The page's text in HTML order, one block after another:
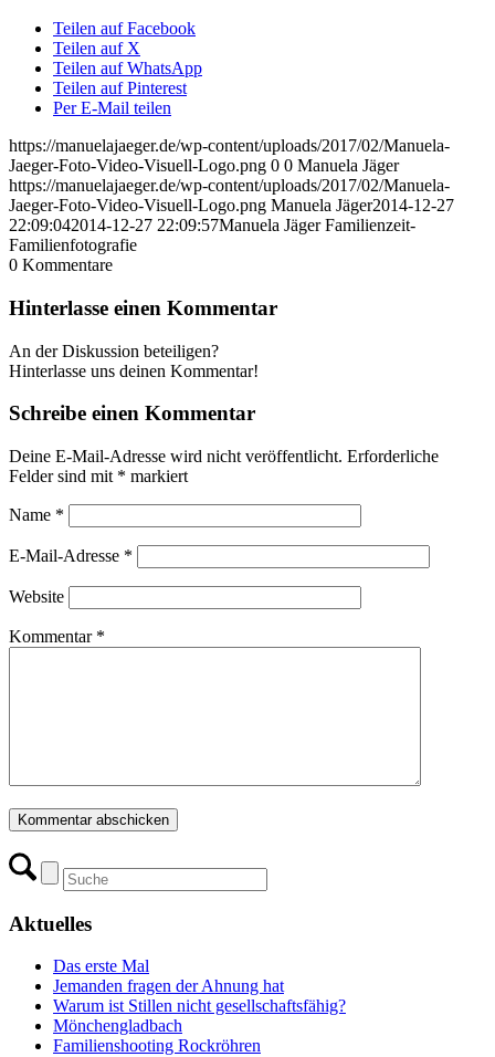
Teilen auf Facebook
Teilen auf X
Teilen auf WhatsApp
Teilen auf Pinterest
Per E-Mail teilen
https://manuelajaeger.de/wp-content/uploads/2017/02/Manuela-
Jaeger-Foto-Video-Visuell-Logo.png 0 0 Manuela Jäger
https://manuelajaeger.de/wp-content/uploads/2017/02/Manuela-
Jaeger-Foto-Video-Visuell-Logo.png Manuela Jäger2014-12-27
22:09:042014-12-27 22:09:57Manuela Jäger Familienzeit-
Familienfotografie
0 Kommentare
Hinterlasse einen Kommentar
An der Diskussion beteiligen?
Hinterlasse uns deinen Kommentar!
Schreibe einen Kommentar
Deine E-Mail-Adresse wird nicht veröffentlicht. Erforderliche
Felder sind mit * markiert
Name *
E-Mail-Adresse *
Website
Kommentar *
Aktuelles
Das erste Mal
Jemanden fragen der Ahnung hat
Warum ist Stillen nicht gesellschaftsfähig?
Mönchengladbach
Familienshooting Rockröhren